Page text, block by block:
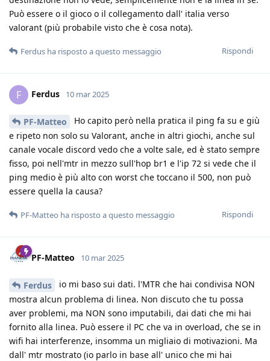
Può essere o il gioco o il collegamento dall' italia verso
valorant (più probabile visto che è cosa nota).
Rispondi
Ferdus ha risposto a questo messaggio
F Ferdus 10 mar 2025
PF-Matteo
Ho capito però nella pratica il ping fa su e giù
e ripeto non solo su Valorant, anche in altri giochi, anche sul
canale vocale discord vedo che a volte sale, ed è stato sempre
fisso, poi nell'mtr in mezzo sull'hop br1 e l'ip 72 si vede che il
ping medio è più alto con worst che toccano il 500, non può
essere quella la causa?
Rispondi
PF-Matteo ha risposto a questo messaggio
PF-Matteo 10 mar 2025
Ferdus
io mi baso sui dati. l'MTR che hai condivisa NON
mostra alcun problema di linea. Non discuto che tu possa
aver problemi, ma NON sono imputabili, dai dati che mi hai
fornito alla linea. Può essere il PC che va in overload, che se in
wifi hai interferenze, insomma un migliaio di motivazioni. Ma
dall' mtr mostrato (io parlo in base all' unico che mi hai